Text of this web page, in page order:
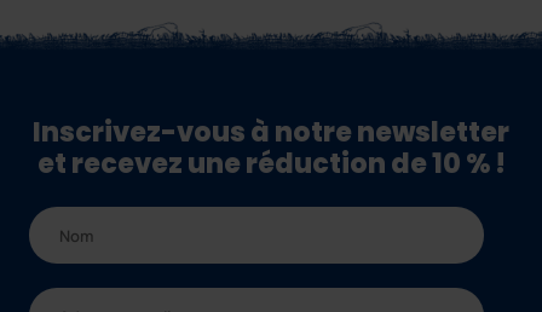
Inscrivez-vous à notre newsletter
et recevez une réduction de 10 % !